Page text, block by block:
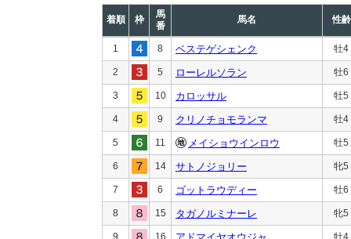
着順 枠
馬
番
馬名 性齢
1 8 ベステゲシェンク 牡4
2 5 ローレルソラン 牡6
3 10 カロッサル 牡5
4 9 クリノチョモランマ 牡4
5 11 メイショウインロウ 牡5
6 14 サトノジョリー 牝5
7 6 ゴットラウディー 牡6
8 15 タガノルミナーレ 牝5
9 16 牡4